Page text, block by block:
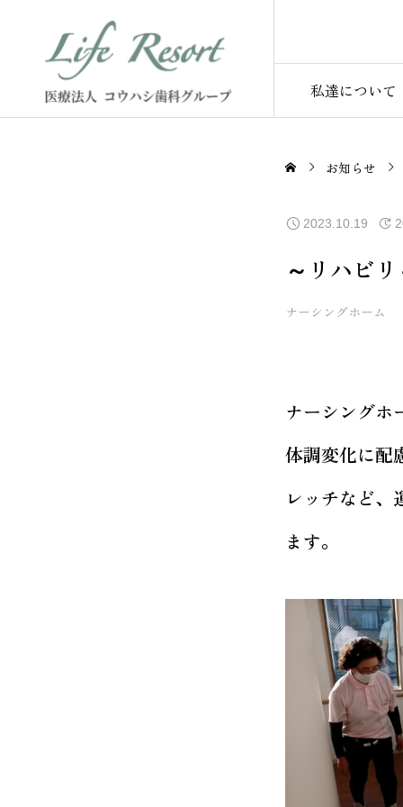
私達について
お知らせ
2023.10.19
～リハビ
ナーシングホーム
ナーシングホ
体調変化に配
レッチなど
ます。